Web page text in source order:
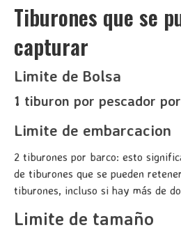
Tiburones que se
capturar
Limite de Bolsa
1 tiburon por pescador
Limite de embarcacion
2 tiburones por barco: esto
de tiburones que se pueden
tiburones, incluso si hay más de
Limite de tamaño